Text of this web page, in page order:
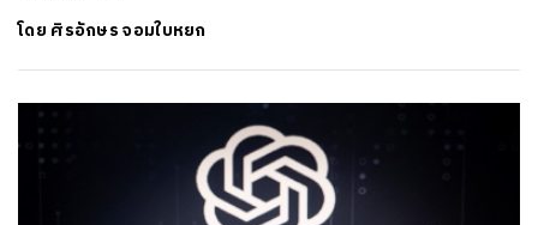
โดย ศิรอักษร จอมใบหยก
TWEET LINE EMAIL